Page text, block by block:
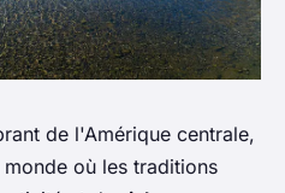
de l'Amérique centrale,
où les traditions